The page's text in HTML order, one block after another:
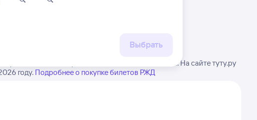
этому маршруту
внимание, расписание может измениться. На сайте туту.ру
году. Подробнее о покупке билетов РЖД
Выбрать